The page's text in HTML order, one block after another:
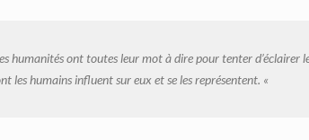
humanités ont toutes leur mot à dire pour tenter d’éclairer
les humains influent sur eux et se les représentent. «